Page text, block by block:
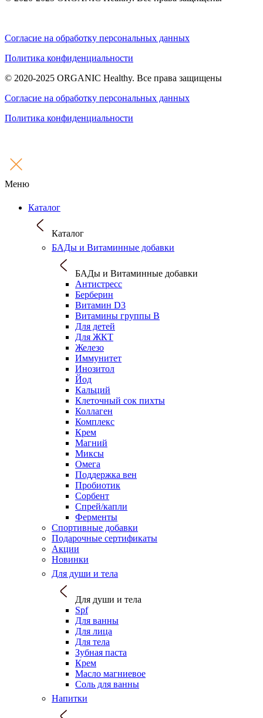
Согласие на обработку персональных данных
Политика конфиденциальности
© 2020-2025 ORGANIC Healthy. Все права защищены
Согласие на обработку персональных данных
Политика конфиденциальности
Меню
Каталог
Каталог
БАДы и Витаминные добавки
БАДы и Витаминные добавки
Антистресс
Берберин
Витамин D3
Витамины группы B
Для детей
Для ЖКТ
Железо
Иммунитет
Инозитол
Йод
Кальций
Клеточный сок пихты
Коллаген
Комплекс
Крем
Магний
Миксы
Омега
Поддержка вен
Пробиотик
Сорбент
Спрей/капли
Ферменты
Спортивные добавки
Подарочные сертификаты
Акции
Новинки
Для души и тела
Для души и тела
Spf
Для ванны
Для лица
Для тела
Зубная паста
Крем
Масло магниевое
Соль для ванны
Напитки